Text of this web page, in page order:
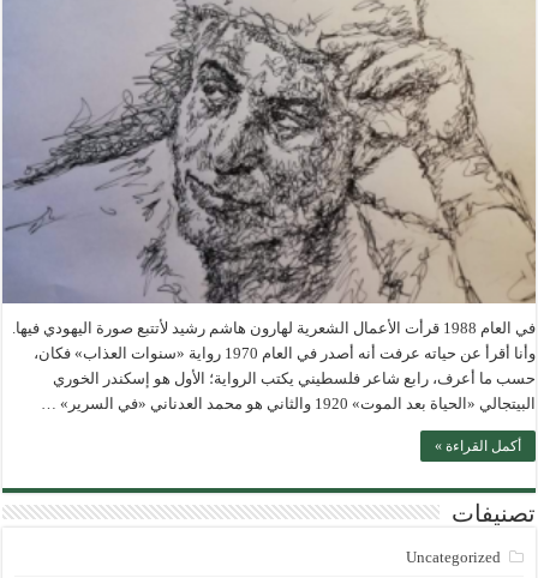
في العام 1988 قرأت الأعمال الشعرية لهارون هاشم رشيد لأتتبع صورة اليهودي فيها.
وأنا أقرأ عن حياته عرفت أنه أصدر في العام 1970 رواية «سنوات العذاب» فكان،
حسب ما أعرف، رابع شاعر فلسطيني يكتب الرواية؛ الأول هو إسكندر الخوري
البيتجالي «الحياة بعد الموت» 1920 والثاني هو محمد العدناني «في السرير» …
أكمل القراءة »
تصنيفات
Uncategorized